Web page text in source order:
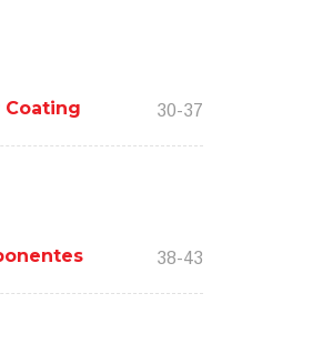
Coating
30-37
38-43